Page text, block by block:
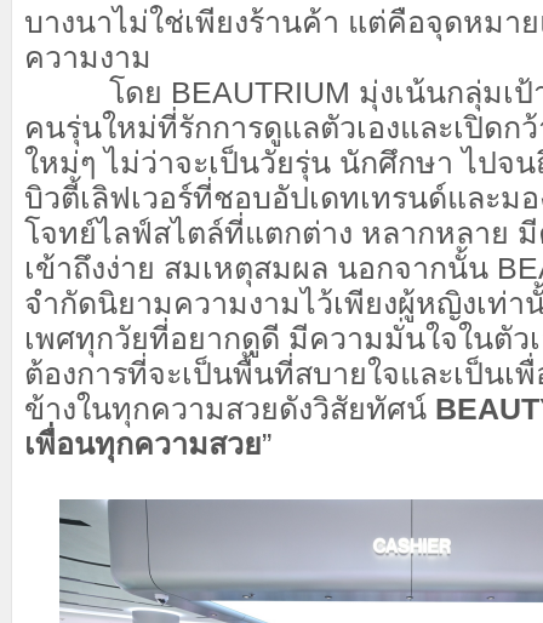
บางนาไม่ใช่เพียงร้านค้า แต่คือจุดหมา
ความงาม
โดย BEAUTRIUM มุ่งเน้นกลุ่มเ
คนรุ่นใหม่ที่รักการดูแลตัวเองและเปิดก
ใหม่ๆ ไม่ว่าจะเป็นวัยรุ่น นักศึกษา ไปจน
บิวตี้เลิฟเวอร์ที่ชอบอัปเดทเทรนด์และม
โจทย์ไลฟ์สไตล์ที่แตกต่าง หลากหลาย
เข้าถึงง่าย สมเหตุสมผล นอกจากนั้น
จำกัดนิยามความงามไว้เพียงผู้หญิงเท่า
เพศทุกวัยที่อยากดูดี มีความมั่นใจในตัวเ
ต้องการที่จะเป็นพื้นที่สบายใจและเป็นเ
ข้างในทุกความสวยดังวิสัยทัศน์
เพื่อนทุกความสวย”